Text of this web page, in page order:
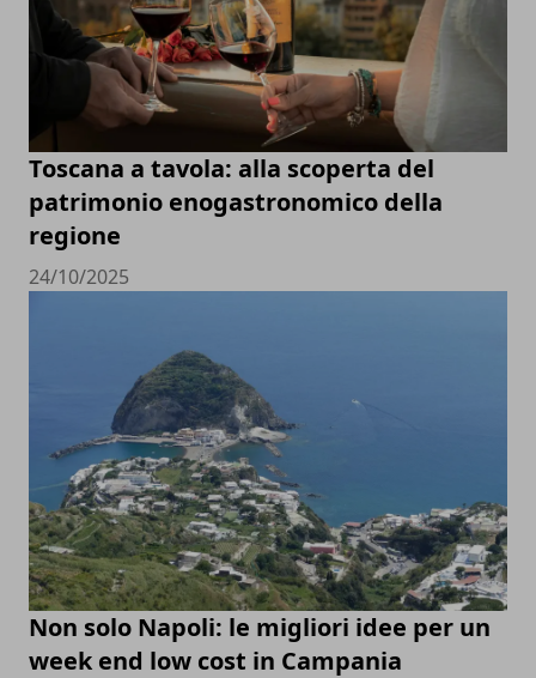
Toscana a tavola: alla scoperta del
patrimonio enogastronomico della
regione
24/10/2025
Non solo Napoli: le migliori idee per un
week end low cost in Campania